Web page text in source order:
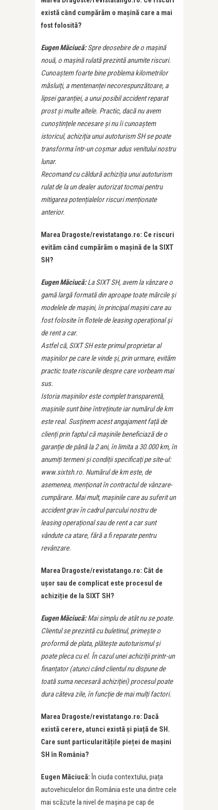
există când cumpărăm o mașină care a mai
fost folosită?
Eugen Măciucă:Spre deosebire de o mașină
nouă, o mașină rulată prezintă anumite riscuri.
Cunoaștem foarte bine problema kilometrilor
măsluiți, a mentenanței necorespunzătoare, a
lipsei garanției, a unui posibil accident reparat
prost și multe altele. Practic, dacă nu avem
cunoștințele necesare și nu îi cunoaștem
istoricul, achiziția unui autoturism SH se poate
transforma într-un coșmar adus venitului nostru
lunar.
Recomand cu căldură achiziția unui autoturism
rulat de la un dealer autorizat tocmai pentru
mitigarea potențialelor riscuri menționate
anterior.
Marea Dragoste/revistatango.ro: Ce riscuri
evităm când cumpărăm o mașină de la SIXT
SH?
Eugen Măciucă:La SIXT SH, avem la vânzare o
gamă largă formată din aproape toate mărcile și
modelele de mașini, în principal mașini care au
fost folosite în flotele de leasing operațional și
de rent a car.
Astfel că, SIXT SH este primul proprietar al
mașinilor pe care le vinde și, prin urmare, evităm
practic toate riscurile despre care vorbeam mai
sus.
Istoria mașinilor este complet transparentă,
mașinile sunt bine întreținute iar numărul de km
este real. Susținem acest angajament față de
clienți prin faptul că mașinile beneficiază de o
garanție de până la 2 ani, în limita a 30.000 km, în
anumiți termeni și condiții specificați pe site-ul:
www.sixtsh.ro. Numărul de km este, de
asemenea, menționat în contractul de vânzare-
cumpărare. Mai mult, mașinile care au suferit un
accident grav în cadrul parcului nostru de
leasing operațional sau de rent a car sunt
vândute ca atare, fără a fi reparate pentru
revânzare.
Marea Dragoste/revistatango.ro: Cât de
ușor sau de complicat este procesul de
achiziție de la SIXT SH?
Eugen Măciucă:Mai simplu de atât nu se poate.
Clientul se prezintă cu buletinul, primește o
proformă de plata, plătește autoturismul și
poate pleca cu el. În cazul unei achiziții printr-un
finanțator (atunci când clientul nu dispune de
toată suma necesară achiziției) procesul poate
dura câteva zile, în funcție de mai mulți factori.
Marea Dragoste/revistatango.ro: Dacă
există cerere, atunci există și piață de SH.
Care sunt particularitățile pieței de mașini
SH în România?
Eugen Măciucă:În ciuda contextului, piața
autovehiculelor din România este una dintre cele
mai scăzute la nivel de mașina pe cap de